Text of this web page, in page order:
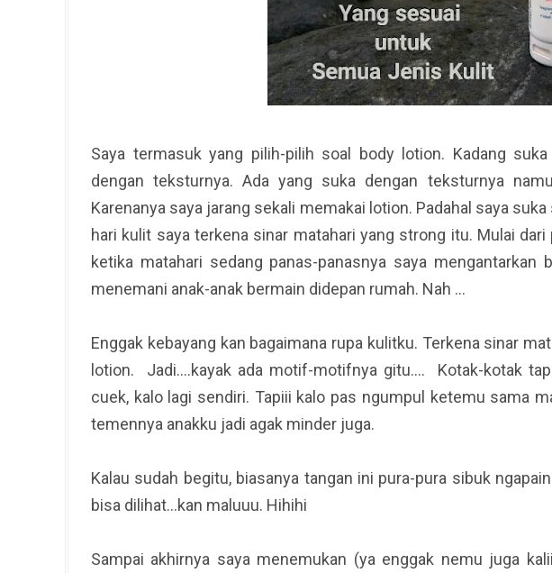
Saya termasuk yang pilih-pilih soal body lotion. Kadang
dengan teksturnya. Ada yang suka dengan teksturnya
Karenanya saya jarang sekali memakai lotion. Padahal saya
hari kulit saya terkena sinar matahari yang strong itu. Mulai
ketika matahari sedang panas-panasnya saya mengantarkan
menemani anak-anak bermain didepan rumah. Nah …
Enggak kebayang kan bagaimana rupa kulitku. Terkena sinar
lotion. Jadi….kayak ada motif-motifnya gitu…. Kotak-kotak
cuek, kalo lagi sendiri. Tapiii kalo pas ngumpul ketemu sama
temennya anakku jadi agak minder juga.
Kalau sudah begitu, biasanya tangan ini pura-pura sibuk
bisa dilihat…kan maluuu. Hihihi
Sampai akhirnya saya menemukan (ya enggak nemu juga